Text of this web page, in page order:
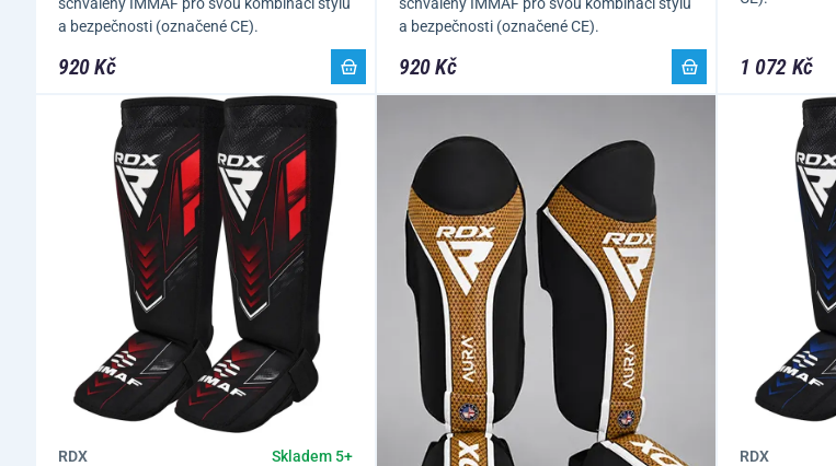
a bezpečnosti (označené CE).
920 Kč
a bezpečnosti (označené CE).
920 Kč 1 072 Kč
RDX Skladem 5+ RDX